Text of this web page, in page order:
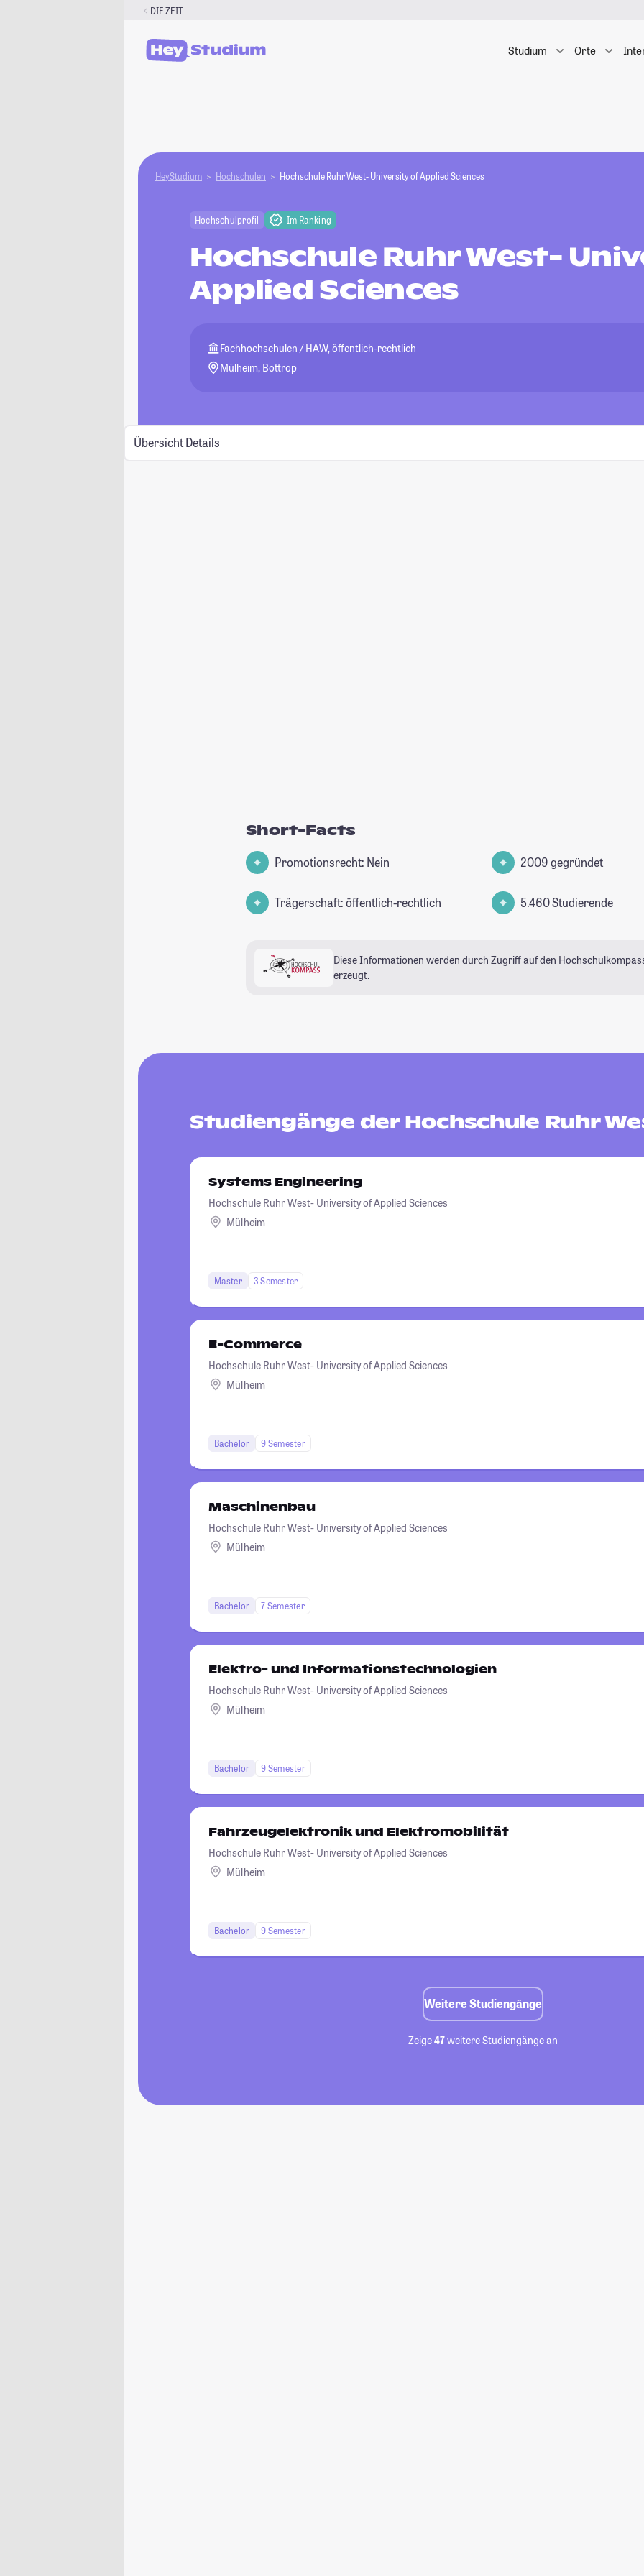
DIE ZEIT
Studium Orte
HeyStudium Hochschulen Hochschule Ruhr West- University of Applied Sciences
Hochschulprofil Im Ranking
Hochschule Ruhr West-
Applied Sciences
Fachhochschulen / HAW, öffentlich-rechtlich
Mülheim, Bottrop
Übersicht Details
Short-Facts
Promotionsrecht: Nein
Trägerschaft: öffentlich-rechtlich
2009 gegründet
5.460 Studierende
Diese Informationen werden durch Zugriff auf den
erzeugt.
Studiengänge der Hochschule Ruhr
Systems Engineering
Hochschule Ruhr West- University of Applied Sciences
Mülheim
Master 3 Semester
E-Commerce
Hochschule Ruhr West- University of Applied Sciences
Mülheim
Bachelor 9 Semester
Maschinenbau
Hochschule Ruhr West- University of Applied Sciences
Mülheim
Bachelor 7 Semester
Elektro- und Informationstechnologien
Hochschule Ruhr West- University of Applied Sciences
Mülheim
Bachelor 9 Semester
Fahrzeugelektronik und Elektromobilität
Hochschule Ruhr West- University of Applied Sciences
Mülheim
Bachelor 9 Semester
Weitere Studiengänge
Zeige47weitere Studiengänge an